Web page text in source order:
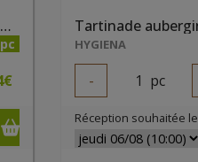
Tartinade ananas coco bio 190g
€
Tartinade
HYGIENA
- 1 pc
Réception souhaitée le